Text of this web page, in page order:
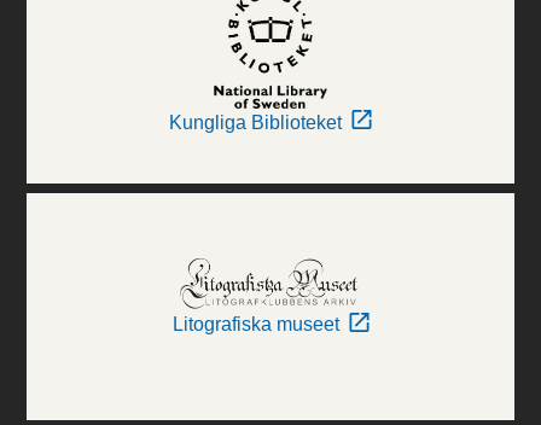
Kungliga Biblioteket
Litografiska museet